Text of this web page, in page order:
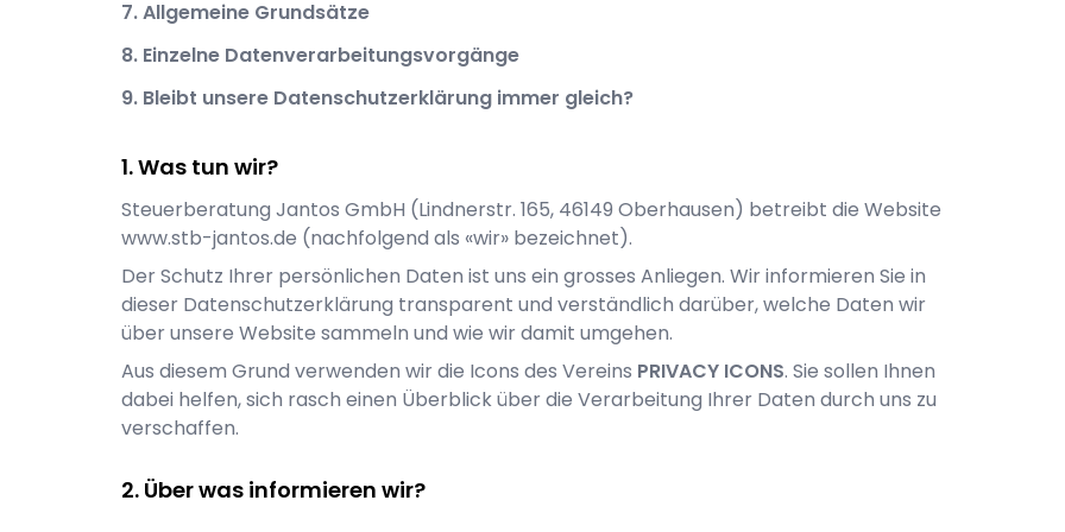
7. Allgemeine Grundsätze
8. Einzelne Datenverarbeitungsvorgänge
9. Bleibt unsere Datenschutzerklärung immer gleich?
Was tun wir?
Steuerberatung Jantos GmbH (Lindnerstr. 165, 46149 Oberhausen) betreibt die Website
www.stb-jantos.de (nachfolgend als «wir» bezeichnet).
Der Schutz Ihrer persönlichen Daten ist uns ein grosses Anliegen. Wir informieren Sie in
dieser Datenschutzerklärung transparent und verständlich darüber, welche Daten wir
über unsere Website sammeln und wie wir damit umgehen.
Aus diesem Grund verwenden wir die Icons des Vereins PRIVACY ICONS. Sie sollen Ihnen
dabei helfen, sich rasch einen Überblick über die Verarbeitung Ihrer Daten durch uns zu
verschaffen.
Über was informieren wir?